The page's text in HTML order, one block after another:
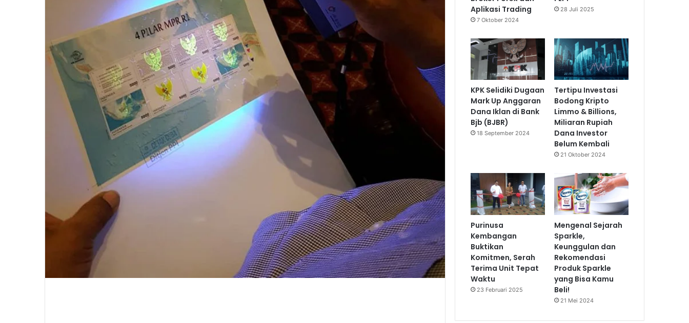
Aplikasi Trading
7 Oktober 2024
28 Juli 2025
KPK Selidiki Dugaan
Mark Up Anggaran
Dana Iklan di Bank
Bjb (BJBR)
18 September 2024
Tertipu Investasi
Bodong Kripto
Limmo & Billions,
Miliaran Rupiah
Dana Investor
Belum Kembali
21 Oktober 2024
Purinusa
Kembangan
Buktikan
Komitmen, Serah
Terima Unit Tepat
Waktu
23 Februari 2025
Mengenal Sejarah
Sparkle,
Keunggulan dan
Rekomendasi
Produk Sparkle
yang Bisa Kamu
Beli!
21 Mei 2024